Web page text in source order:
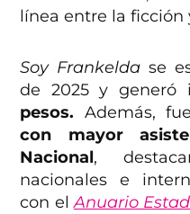
línea entre la ficción
Soy Frankelda se
de 2025 y generó
pesos. Además,
con mayor
Nacional,
nacionales e
con elAnuario